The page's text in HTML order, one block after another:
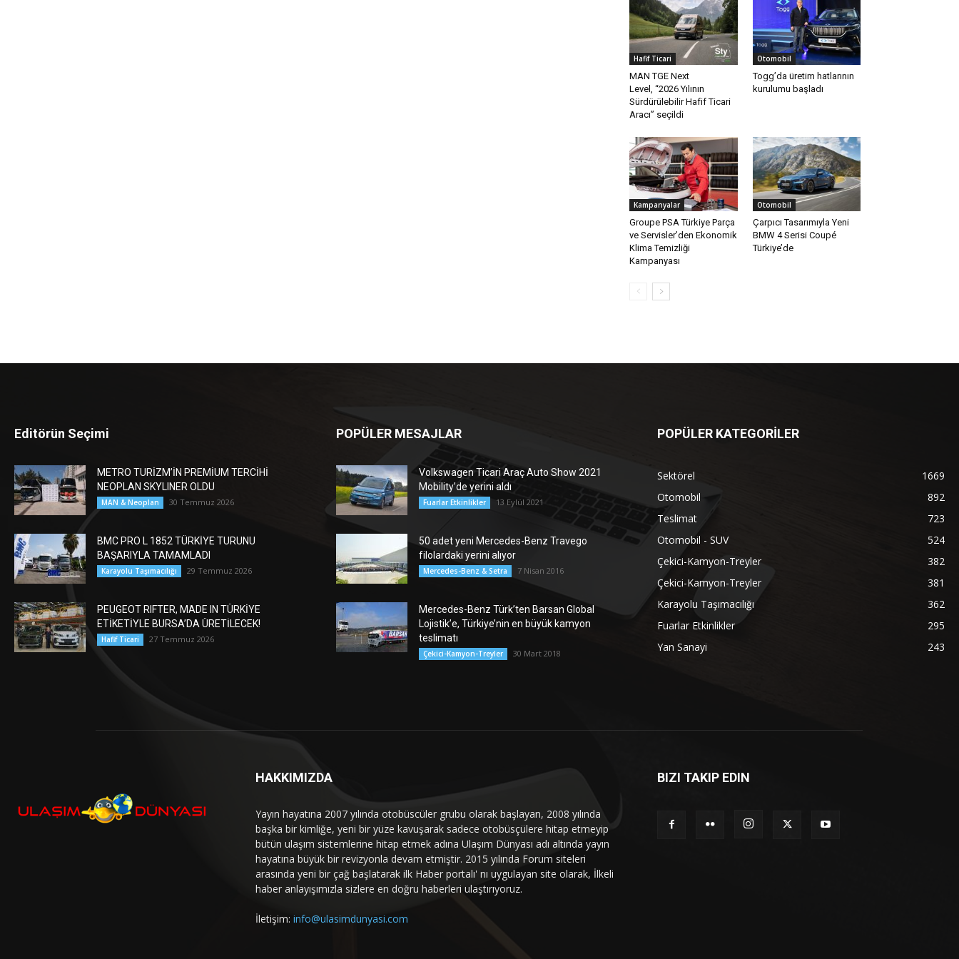
Hafif Ticari
MAN TGE Next
Level, “2026 Yılının
Sürdürülebilir Hafif Ticari
Aracı” seçildi
Otomobil
Togg’da üretim hatlarının
kurulumu başladı
Kampanyalar
Groupe PSA Türkiye Parça
ve Servisler’den Ekonomik
Klima Temizliği
Kampanyası
Otomobil
Çarpıcı Tasarımıyla Yeni
BMW 4 Serisi Coupé
Türkiye’de
Editörün Seçimi
METRO TURİZM’İN PREMİUM TERCİHİ
NEOPLAN SKYLINER OLDU
MAN & Neoplan 30 Temmuz 2026
BMC PRO L 1852 TÜRKİYE TURUNU
BAŞARIYLA TAMAMLADI
Karayolu Taşımacılığı 29 Temmuz 2026
PEUGEOT RIFTER, MADE IN TÜRKİYE
ETİKETİYLE BURSA’DA ÜRETİLECEK!
Hafif Ticari 27 Temmuz 2026
POPÜLER MESAJLAR
Volkswagen Ticari Araç Auto Show 2021
Mobility’de yerini aldı
Fuarlar Etkinlikler 13 Eylül 2021
50 adet yeni Mercedes-Benz Travego
filolardaki yerini alıyor
Mercedes-Benz & Setra 7 Nisan 2016
Mercedes-Benz Türk’ten Barsan Global
Lojistik’e, Türkiye’nin en büyük kamyon
teslimatı
Çekici-Kamyon-Treyler 30 Mart 2018
POPÜLER KATEGORİLER
Sektörel
1669
Otomobil
892
Teslimat
723
Otomobil - SUV
524
Çekici-Kamyon-Treyler
382
Çekici-Kamyon-Treyler
381
Karayolu Taşımacılığı
362
Fuarlar Etkinlikler
295
Yan Sanayi
243
HAKKIMIZDA
Yayın hayatına 2007 yılında otobüscüler grubu olarak başlayan, 2008 yılında
başka bir kimliğe, yeni bir yüze kavuşarak sadece otobüsçülere hitap etmeyip
bütün ulaşım sistemlerine hitap etmek adına Ulaşım Dünyası adı altında yayın
hayatına büyük bir revizyonla devam etmiştir. 2015 yılında Forum siteleri
arasında yeni bir çağ başlatarak ilk Haber portalı' nı uygulayan site olarak, İlkeli
haber anlayışımızla sizlere en doğru haberleri ulaştırıyoruz.
İletişim: info@ulasimdunyasi.com
BIZI TAKIP EDIN